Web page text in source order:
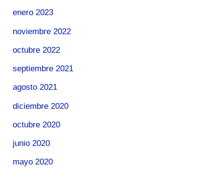
enero 2023
noviembre 2022
octubre 2022
septiembre 2021
agosto 2021
diciembre 2020
octubre 2020
junio 2020
mayo 2020